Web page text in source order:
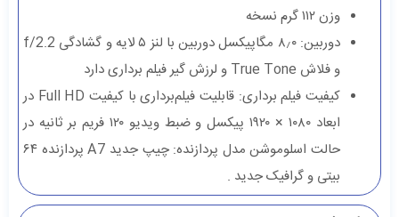
وزن ۱۱۲ گرم نسخه
دوربین: ۸٫۰ مگاپیکسل دوربین با لنز ۵ لایه و گشادگی f/2.2
و فلاش True Tone و لرزش گیر فیلم برداری دارد
کیفیت فیلم برداری: قابلیت فیلم‌برداری با کیفیت Full HD در
ابعاد ۱۰۸۰ × ۱۹۲۰ پیکسل و ضبط ویدیو ۱۲۰ فریم بر ثانیه در
حالت اسلوموشن مدل پردازنده: چیپ جدید A7 پردازنده ۶۴
بیتی و گرافیک جدید .